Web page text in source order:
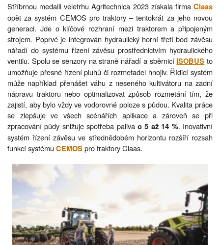
Stříbrnou medaili veletrhu Agritechnica 2023 získala firma Claas
opět za systém CEMOS pro traktory – tentokrát za jeho novou
generaci. Jde o klíčové rozhraní mezi traktorem a připojeným
strojem. Poprvé je integrován hydraulický horní třetí bod závěsu
nářadí do systému řízení závěsu prostřednictvím hydraulického
ventilu. Spolu se senzory na straně nářadí a sběrnicíISOBUS to
umožňuje přesné řízení pluhů či rozmetadel hnojiv. Řídicí systém
může například přenášet váhu z neseného kultivátoru na zadní
nápravu traktoru nebo optimalizovat způsob rozmetání tím, že
zajistí, aby bylo vždy ve vodorovné poloze s půdou. Kvalita práce
se zlepšuje ve všech scénářích aplikace a zároveň se při
zpracování půdy snižuje spotřeba paliva o 5 až 14 %. Inovativní
systém řízení závěsu ve střednědobém horizontu rozšíří rozsah
funkcí systému CEMOSpro traktory Claas.